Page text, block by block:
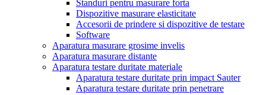
Standuri pentru masurare forta
Dispozitive masurare elasticitate
Accesorii de prindere si dispozitive de testare
Software
Aparatura masurare grosime invelis
Aparatura masurare distante
Aparatura testare duritate materiale
Aparatura testare duritate prin impact Sauter
Aparatura testare duritate prin penetrare